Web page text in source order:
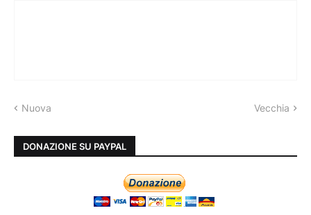
Nuova Vecchia
DONAZIONE SU PAYPAL